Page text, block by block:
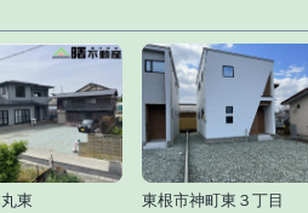
東
東根市神町東３丁目